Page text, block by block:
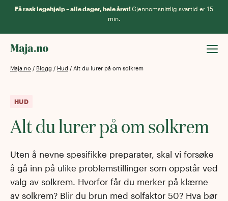
Få rask legehjelp – alle dager, hele året!Gjennomsnittlig svartid er 15
min.
Maja.no / Blogg / Hud / Alt du lurer på om solkrem
HUD
Alt du lurer på om solkrem
Uten å nevne spesifikke preparater, skal vi forsøke
å gå inn på ulike problemstillinger som oppstår ved
valg av solkrem. Hvorfor får du merker på klærne
av solkrem? Blir du brun med solfaktor 50? Hva bør